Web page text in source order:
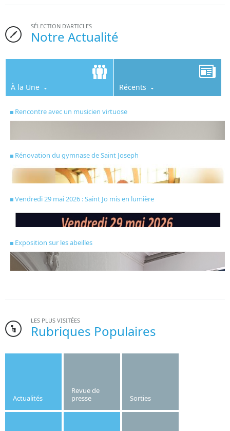
SÉLECTION D'ARTICLES
Notre Actualité
À la Une Récents
Rencontre avec un musicien virtuose
Rénovation du gymnase de Saint Joseph
Vendredi 29 mai 2026 : Saint Jo mis en lumière
Exposition sur les abeilles
LES PLUS VISITÉES
Rubriques Populaires
Actualités
Revue de
presse
Sorties